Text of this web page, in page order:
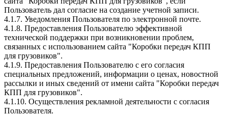
Пользователь дал согласие на создание учетной записи.
4.1.7. Уведомления Пользователя по электронной почте.
4.1.8. Предоставления Пользователю эффективной
технической поддержки при возникновении проблем,
связанных с использованием сайта "Коробки передач КПП
для грузовиков".
4.1.9. Предоставления Пользователю с его согласия
специальных предложений, информации о ценах, новостной
рассылки и иных сведений от имени сайта "Коробки передач
КПП для грузовиков".
4.1.10. Осуществления рекламной деятельности с согласия
Пользователя.